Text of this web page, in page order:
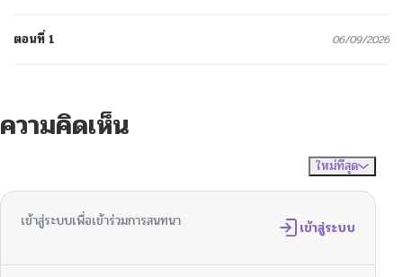
ตอนที่ 1 06/09/2026
ความคิดเห็น
ใหม่ที่สุด
เข้าสู่ระบบเพื่อเข้าร่วมการสนทนา เข้าสู่ระบบ